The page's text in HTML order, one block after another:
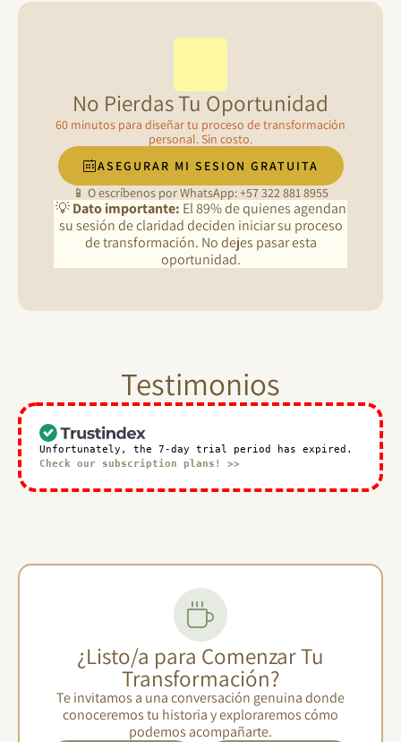
No Pierdas Tu Oportunidad
60 minutos para diseñar tu proceso de transformación
personal. Sin costo.
ASEGURAR MI SESION GRATUITA
📱 O escríbenos por WhatsApp: +57 322 881 8955
💡Dato importante: El 89% de quienes agendan
su sesión de claridad deciden iniciar su proceso
de transformación. No dejes pasar esta
oportunidad.
Testimonios
Unfortunately, the 7-day trial period has expired.
Check our subscription plans! >>
¿Listo/a para Comenzar Tu
Transformación?
Te invitamos a una conversación genuina donde
conoceremos tu historia y exploraremos cómo
podemos acompañarte.